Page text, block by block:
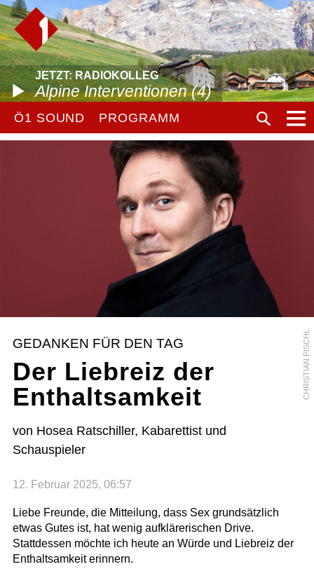
JETZT: RADIOKOLLEG
Alpine Interventionen (4)
Ö1 SOUND PROGRAMM
CHRISTIAN PISCHL
GEDANKEN FÜR DEN TAG
Der Liebreiz der
Enthaltsamkeit
von Hosea Ratschiller, Kabarettist und
Schauspieler
12. Februar 2025, 06:57
Liebe Freunde, die Mitteilung, dass Sex grundsätzlich
etwas Gutes ist, hat wenig aufklärerischen Drive.
Stattdessen möchte ich heute an Würde und Liebreiz der
Enthaltsamkeit erinnern.